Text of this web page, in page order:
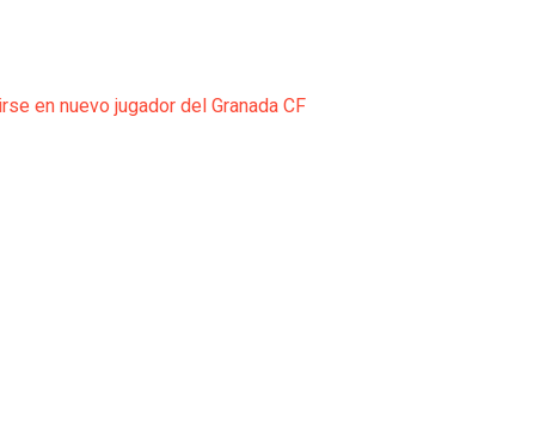
en nuevo jugador del Granada CF